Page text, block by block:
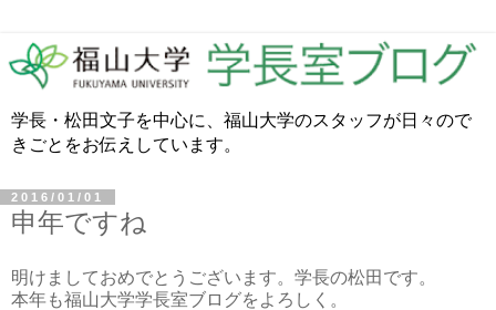
学長・松田文子を中心に、福山大学のスタッフが日々ので
きごとをお伝えしています。
2016/01/01
申年ですね
明けましておめでとうございます。学長の松田です。
本年も福山大学学長室ブログをよろしく。